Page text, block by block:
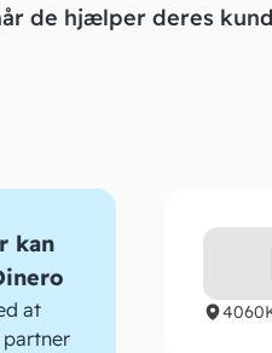
de hjælper deres
kan
at
4060